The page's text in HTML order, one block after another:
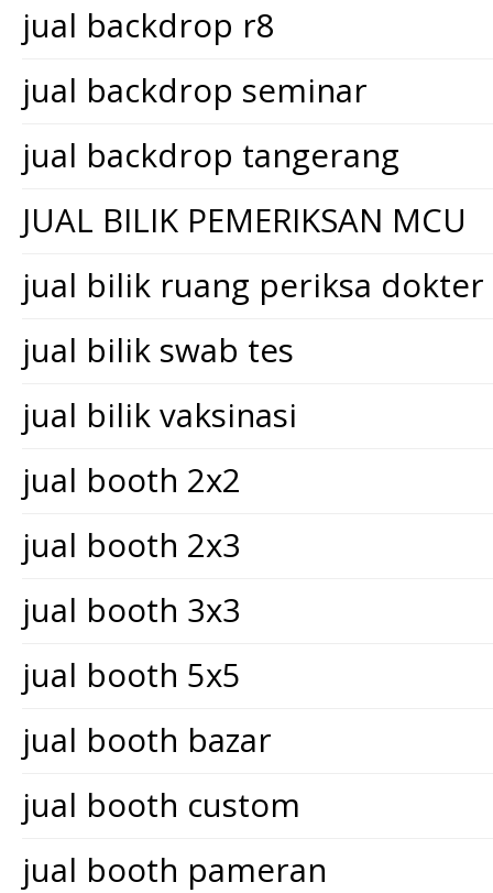
jual backdrop r8
jual backdrop seminar
jual backdrop tangerang
JUAL BILIK PEMERIKSAN MCU
jual bilik ruang periksa dokter
jual bilik swab tes
jual bilik vaksinasi
jual booth 2x2
jual booth 2x3
jual booth 3x3
jual booth 5x5
jual booth bazar
jual booth custom
jual booth pameran